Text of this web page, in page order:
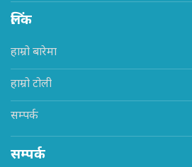
लिंक
हाम्रो बारेमा
हाम्रो टोली
सम्पर्क
सम्पर्क